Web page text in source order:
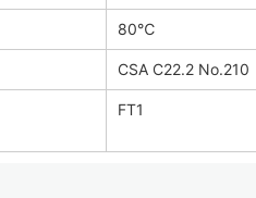
80℃
CSA C22.2 No.210
FT1